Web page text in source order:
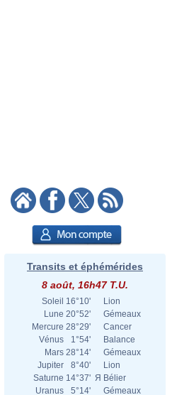
Transits et éphémérides
8 août, 16h47 T.U.
Soleil 16°10'
Lion
Lune 20°52'
Gémeaux
Mercure 28°29'
Cancer
Vénus
1°54'
Balance
Mars 28°14'
Gémeaux
Jupiter
8°40'
Lion
Saturne 14°37' Я Bélier
Uranus
5°14'
Gémeaux